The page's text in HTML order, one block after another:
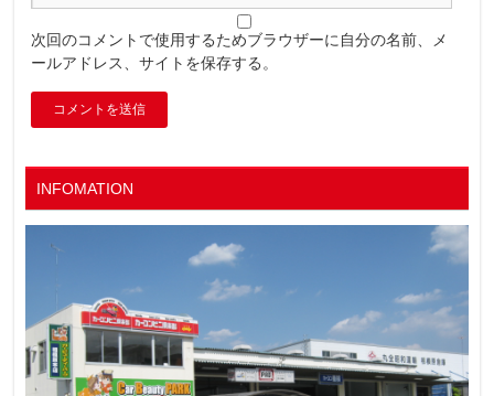
次回のコメントで使用するためブラウザーに自分の名前、メ
ールアドレス、サイトを保存する。
INFOMATION